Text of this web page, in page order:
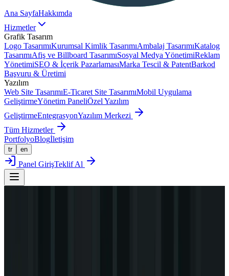
Ana SayfaHakkımda
Hizmetler
Grafik Tasarım
Logo TasarımıKurumsal Kimlik TasarımıAmbalaj TasarımıKatalog
TasarımıAfiş ve Billboard TasarımıSosyal Medya YönetimiReklam
YönetimiSEO & İçerik PazarlamasıMarka Tescil & PatentBarkod
Başvuru & Üretimi
Yazılım
Web Site TasarımıE-Ticaret Site TasarımıMobil Uygulama
GeliştirmeYönetim PaneliÖzel Yazılım
GeliştirmeEntegrasyonYazılım Merkezi
Tüm Hizmetler
PortfolyoBlogİletişim
tr en
Panel GirişTeklif Al